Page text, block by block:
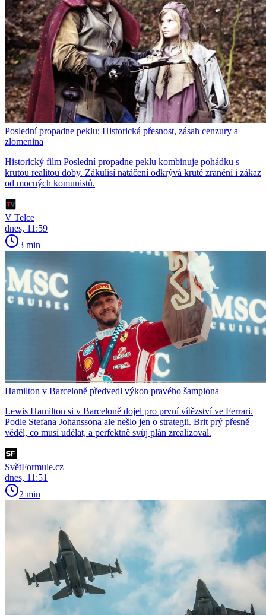
Poslední propadne peklu: Historická přesnost, zásah cenzury a
zlomenina
Historický film Poslední propadne peklu kombinuje pohádku s
krutou realitou doby. Zákulisí natáčení odkrývá kruté zranění i zákaz
od mocných komunistů.
V Telce
dnes, 11:59
3 min
Hamilton v Barceloně předvedl výkon pravého šampiona
Lewis Hamilton si v Barceloně dojel pro první vítězství ve Ferrari.
Podle Stefana Johanssona ale nešlo jen o strategii. Brit prý přesně
věděl, co musí udělat, a perfektně svůj plán zrealizoval.
SvětFormule.cz
dnes, 11:51
2 min